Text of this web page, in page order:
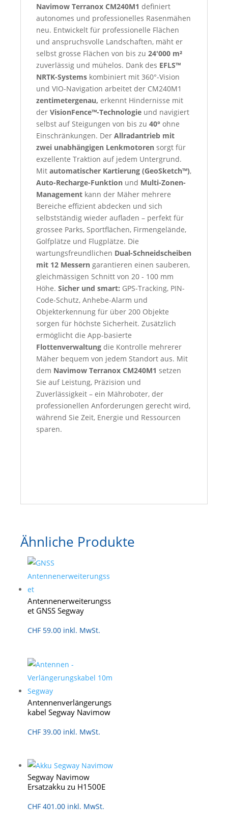
Navimow Terranox CM240M1 definiert
autonomes und professionelles Rasenmähen
neu. Entwickelt für professionelle Flächen
und anspruchsvolle Landschaften, mäht er
selbst grosse Flächen von bis zu 24'000 m²
zuverlässig und mühelos. Dank des EFLS™
NRTK-Systems kombiniert mit 360°-Vision
und VIO-Navigation arbeitet der CM240M1
zentimetergenau, erkennt Hindernisse mit
der VisionFence™-Technologie und navigiert
selbst auf Steigungen von bis zu 40° ohne
Einschränkungen. Der Allradantrieb mit
zwei unabhängigen Lenkmotoren sorgt für
exzellente Traktion auf jedem Untergrund.
Mit automatischer Kartierung (GeoSketch™),
Auto-Recharge-Funktion und Multi-Zonen-
Management kann der Mäher mehrere
Bereiche effizient abdecken und sich
selbstständig wieder aufladen – perfekt für
grossee Parks, Sportflächen, Firmengelände,
Golfplätze und Flugplätze. Die
wartungsfreundlichen Dual-Schneidscheiben
mit 12 Messern garantieren einen sauberen,
gleichmässigen Schnitt von 20 - 100 mm
Höhe. Sicher und smart: GPS-Tracking, PIN-
Code-Schutz, Anhebe-Alarm und
Objekterkennung für über 200 Objekte
sorgen für höchste Sicherheit. Zusätzlich
ermöglicht die App-basierte
Flottenverwaltung die Kontrolle mehrerer
Mäher bequem von jedem Standort aus. Mit
dem Navimow Terranox CM240M1 setzen
Sie auf Leistung, Präzision und
Zuverlässigkeit – ein Mähroboter, der
professionellen Anforderungen gerecht wird,
während Sie Zeit, Energie und Ressourcen
sparen.
Ähnliche Produkte
Antennenerweiterungss
et GNSS Segway
CHF 59.00 inkl. MwSt.
Antennenverlängerungs
kabel Segway Navimow
CHF 39.00 inkl. MwSt.
Segway Navimow
Ersatzakku zu H1500E
CHF 401.00 inkl. MwSt.